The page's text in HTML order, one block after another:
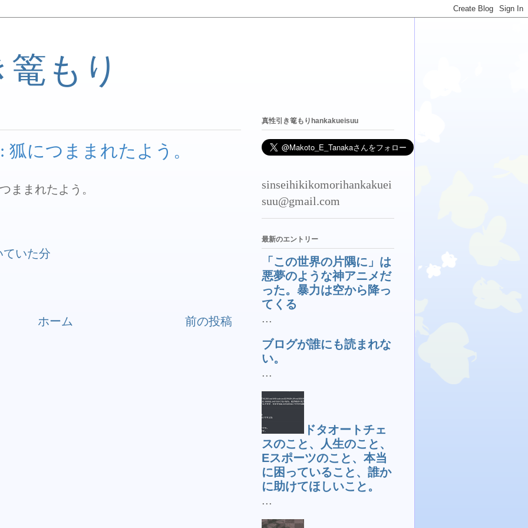
もり
につままれたよう。
ままれたよう。
ていた分
前の投稿
ホーム
真性引き篭もりhankakueisuu
sinseihikikomorihankakuei
suu@gmail.com
最新のエントリー
「この世界の片隅に」は
悪夢のような神アニメだ
った。暴力は空から降っ
てくる
...
ブログが誰にも読まれな
い。
...
ドタオートチェ
スのこと、人生のこと、
Eスポーツのこと、本当
に困っていること、誰か
に助けてほしいこと。
...